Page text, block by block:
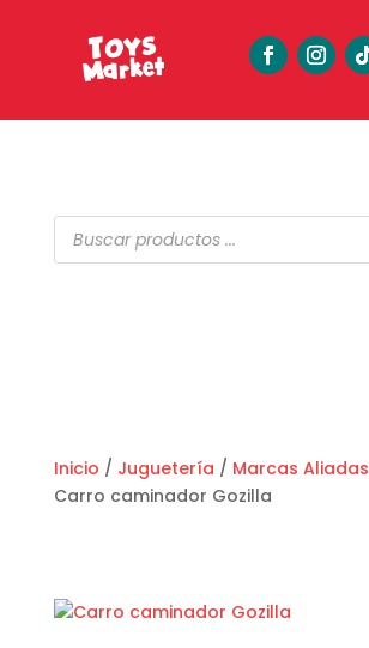
Búsqueda
de
productos
Inicio / Juguetería / Marcas Aliadas
Carro caminador Gozilla